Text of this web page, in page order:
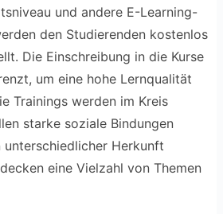
und andere E-Learning-
den Studierenden kostenlos
Die Einschreibung in die Kurse
um eine hohe Lernqualität
Trainings werden im Kreis
starke soziale Bindungen
unterschiedlicher Herkunft
eine Vielzahl von Themen